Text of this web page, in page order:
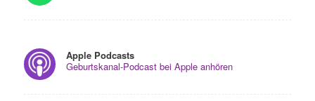
Apple Podcasts
Geburtskanal-Podcast bei Apple anhören